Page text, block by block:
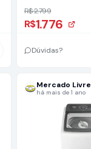
R$ 2.799
R$1.776
Dúvidas?
Mercado Livre
há mais de 1 ano